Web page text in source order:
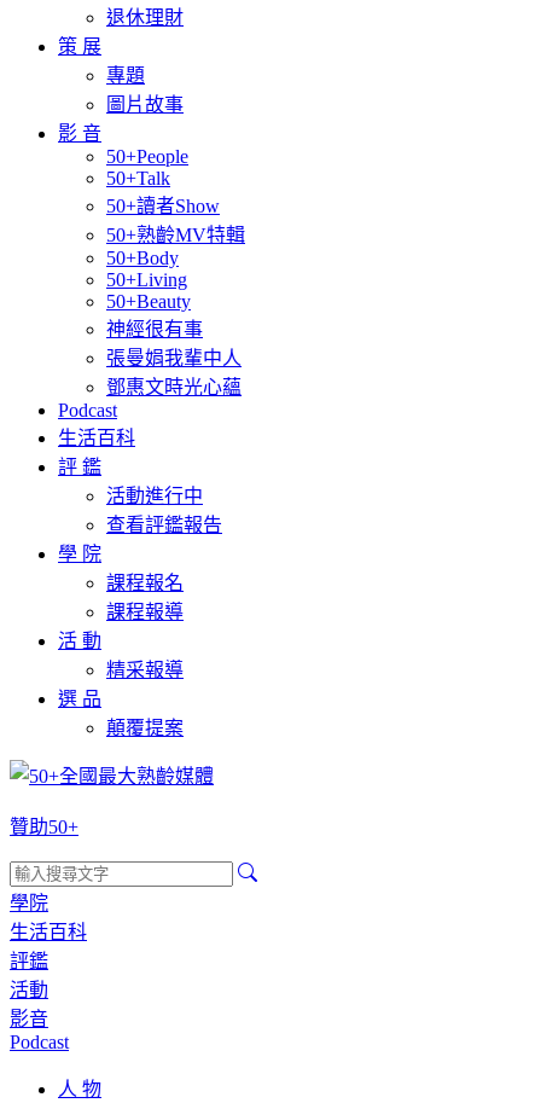
退休理財
策 展
專題
圖片故事
影 音
50+People
50+Talk
50+讀者Show
50+熟齡MV特輯
50+Body
50+Living
50+Beauty
神經很有事
張曼娟我輩中人
鄧惠文時光心蘊
Podcast
生活百科
評 鑑
活動進行中
查看評鑑報告
學 院
課程報名
課程報導
活 動
精采報導
選 品
顛覆提案
贊助50+
學院
生活百科
評鑑
活動
影音
Podcast
人 物